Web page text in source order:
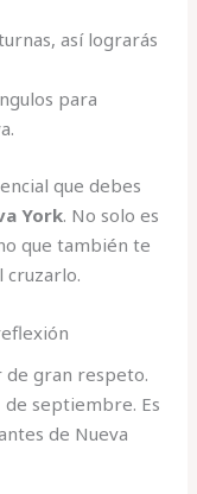
así lograrás
para
que debes
York. No solo es
que también te
cruzarlo.
de gran respeto.
de septiembre. Es
de Nueva